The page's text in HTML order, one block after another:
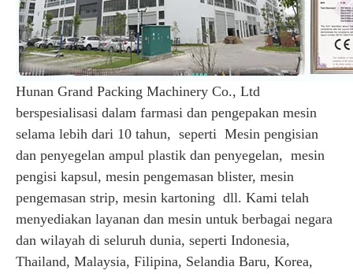
Hunan Grand Packing Machinery Co., Ltd
berspesialisasi dalam farmasi dan pengepakan mesin
selama lebih dari 10 tahun, seperti Mesin pengisian
dan penyegelan ampul plastik dan penyegelan, mesin
pengisi kapsul, mesin pengemasan blister, mesin
pengemasan strip, mesin kartoning dll. Kami telah
menyediakan layanan dan mesin untuk berbagai negara
dan wilayah di seluruh dunia, seperti Indonesia,
Thailand, Malaysia, Filipina, Selandia Baru, Korea,